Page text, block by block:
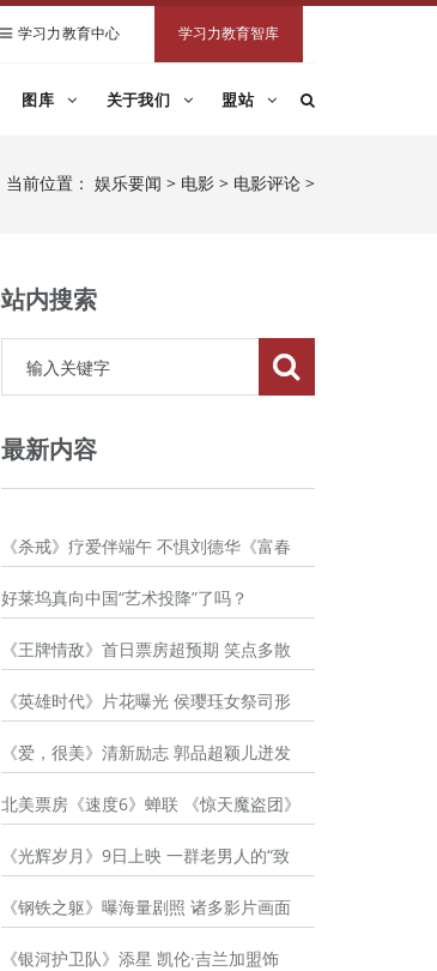
学习力教育中心 学习力教育智库
图库 关于我们 盟站
当前位置： 娱乐要闻 > 电影 > 电影评论 >
站内搜索
最新内容
《杀戒》疗爱伴端午 不惧刘德华《富春
好莱坞真向中国“艺术投降”了吗？
《王牌情敌》首日票房超预期 笑点多散
《英雄时代》片花曝光 侯璎珏女祭司形
《爱，很美》清新励志 郭品超颖儿迸发
北美票房《速度6》蝉联 《惊天魔盗团》
《光辉岁月》9日上映 一群老男人的“致
《钢铁之躯》曝海量剧照 诸多影片画面
《银河护卫队》添星 凯伦·吉兰加盟饰